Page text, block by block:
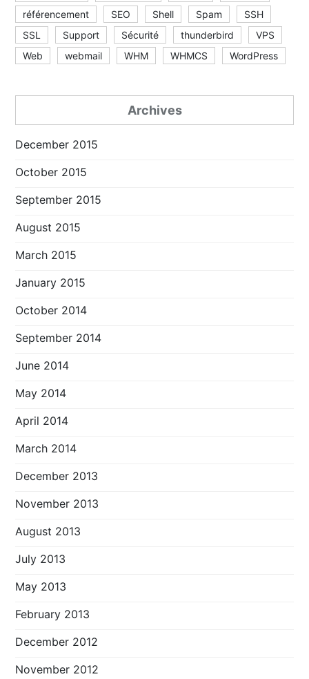
référencement
SEO Shell Spam
SSH
SSL
Support Sécurité thunderbird
VPS
Web
webmail WHM WHMCS WordPress
Archives
December 2015
October 2015
September 2015
August 2015
March 2015
January 2015
October 2014
September 2014
June 2014
May 2014
April 2014
March 2014
December 2013
November 2013
August 2013
July 2013
May 2013
February 2013
December 2012
November 2012